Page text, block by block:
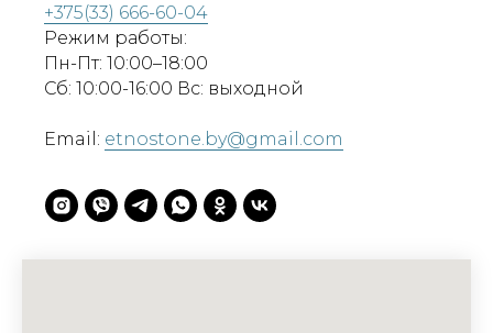
+375(33) 666-60-04
Режим работы:
Пн-Пт: 10:00–18:00
Сб: 10:00-16:00 Вс: выходной
Email: etnostone.by@gmail.com